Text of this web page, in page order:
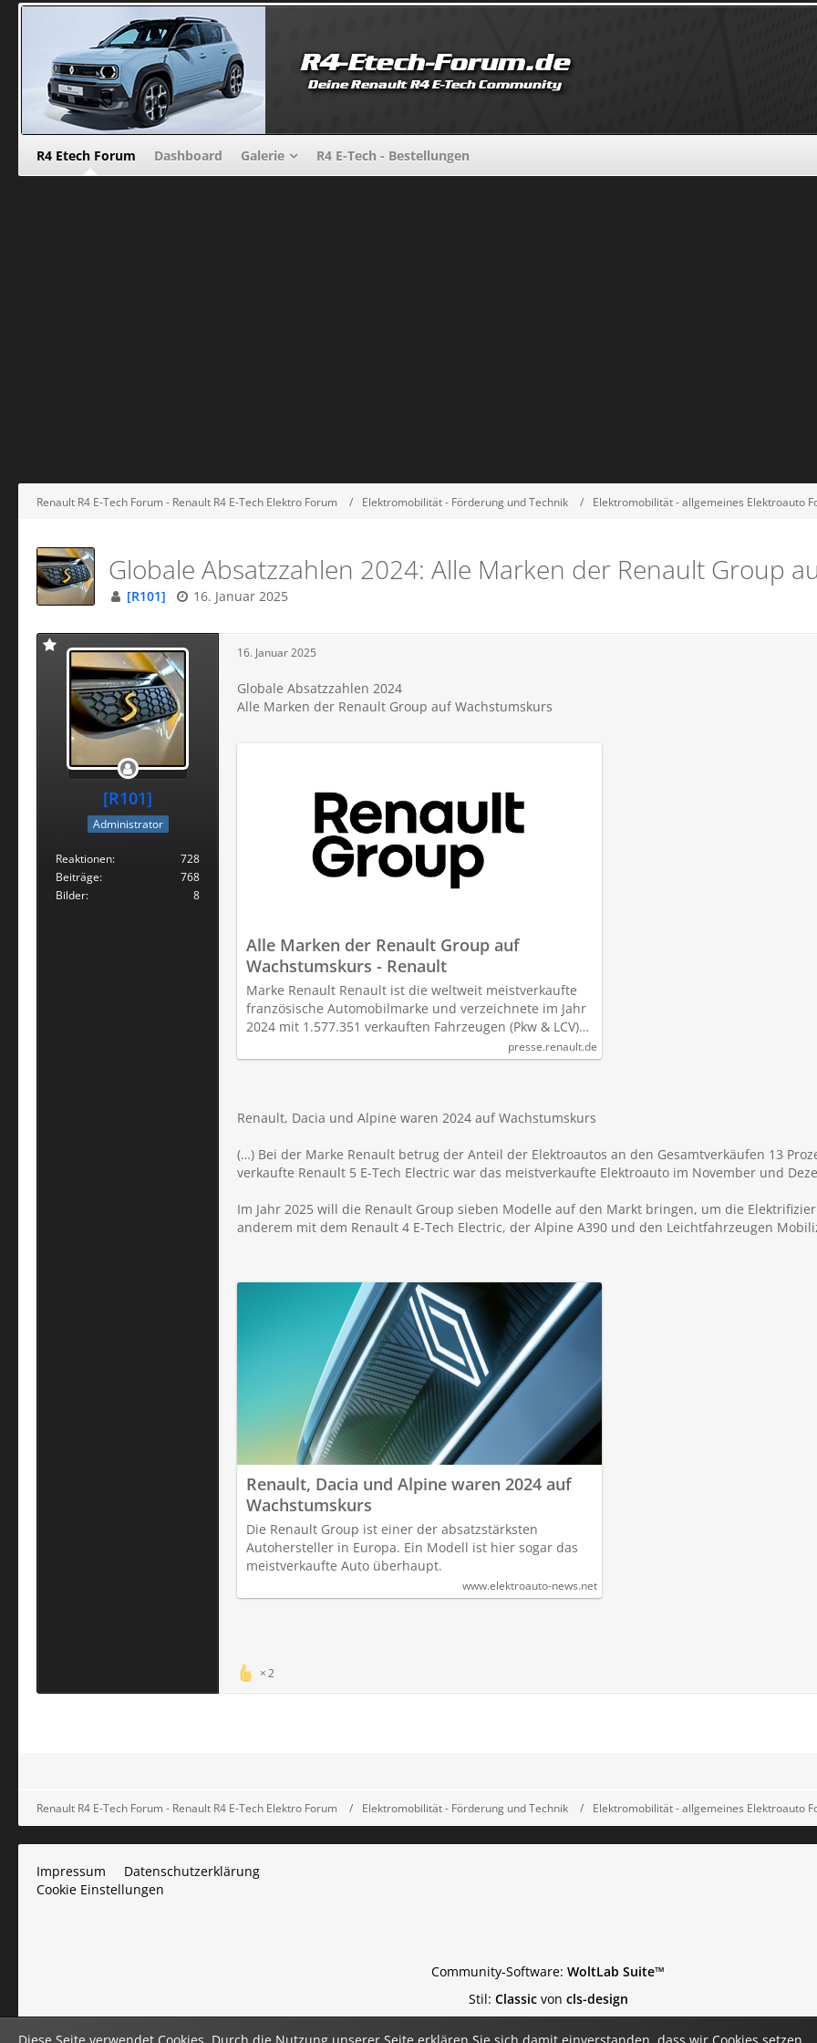
R4 Etech Forum Dashboard Galerie R4 E-Tech - Bestellungen
Renault R4 E-Tech Forum - Renault R4 E-Tech Elektro Forum Elektromobilität - Förderung und Technik Elektromobilität - allgemeines Elektroauto
Globale Absatzzahlen 2024: Alle Marken der Renault Group
[R101] 16. Januar 2025
[R101]
Administrator
Reaktionen
728
Beiträge
768
Bilder
8
16. Januar 2025
Globale Absatzzahlen 2024
Alle Marken der Renault Group auf Wachstumskurs
Alle Marken der Renault Group auf
Wachstumskurs - Renault
Marke Renault Renault ist die weltweit meistverkaufte
französische Automobilmarke und verzeichnete im Jahr
2024 mit 1.577.351 verkauften Fahrzeugen (Pkw & LCV)…
presse.renault.de
Renault, Dacia und Alpine waren 2024 auf Wachstumskurs
(…) Bei der Marke Renault betrug der Anteil der Elektroautos an den Gesamtverkäufen 13
verkaufte Renault 5 E-Tech Electric war das meistverkaufte Elektroauto im November und
Im Jahr 2025 will die Renault Group sieben Modelle auf den Markt bringen, um die
anderem mit dem Renault 4 E-Tech Electric, der Alpine A390 und den Leichtfahrzeugen
Renault, Dacia und Alpine waren 2024 auf
Wachstumskurs
Die Renault Group ist einer der absatzstärksten
Autohersteller in Europa. Ein Modell ist hier sogar das
meistverkaufte Auto überhaupt.
www.elektroauto-news.net
2
Renault R4 E-Tech Forum - Renault R4 E-Tech Elektro Forum Elektromobilität - Förderung und Technik Elektromobilität - allgemeines Elektroauto
Impressum
Datenschutzerklärung
Cookie Einstellungen
Community-Software: WoltLab Suite™
Stil: Classicvon cls-design
Diese Seite verwendet Cookies. Durch die Nutzung unserer Seite erklären Sie sich damit einverstanden, dass wir Cookies setzen.